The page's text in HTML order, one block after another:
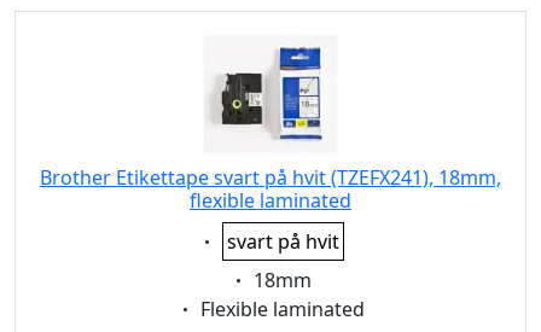
Brother Etikettape svart på hvit (TZEFX241), 18mm,
flexible laminated
Eigenschaft:
svart på hvit
Eigenschaft:
18mm
Eigenschaft:
Flexible laminated